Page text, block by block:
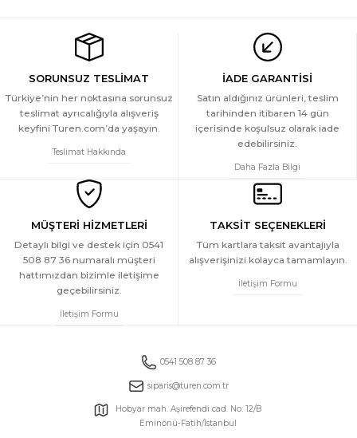
SORUNSUZ TESLİMAT
Türkiye’nin her noktasına sorunsuz
teslimat ayrıcalığıyla alışveriş
keyfini Turen.com’da yaşayın.
Teslimat Hakkında
İADE GARANTİSİ
Satın aldığınız ürünleri, teslim
tarihinden itibaren 14 gün
içerisinde koşulsuz olarak iade
edebilirsiniz.
Daha Fazla Bilgi
MÜŞTERİ HİZMETLERİ
Detaylı bilgi ve destek için 0541
508 87 36 numaralı müşteri
hattımızdan bizimle iletişime
geçebilirsiniz.
İletişim Formu
TAKSİT SEÇENEKLERİ
Tüm kartlara taksit avantajıyla
alışverişinizi kolayca tamamlayın.
İletişim Formu
0541 508 87 36
siparis@turen.com.tr
Hobyar mah. Aşirefendi cad. No: 12/B
Eminönü-Fatih/İstanbul